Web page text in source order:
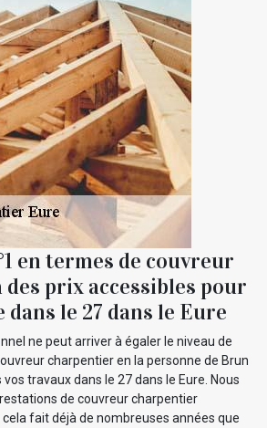
en termes de couvreur
prix accessibles pour
le 27 dans le Eure
ne peut arriver à égaler le niveau de
charpentier en la personne de Brun
vos travaux dans le 27 dans le Eure. Nous
de couvreur charpentier
fait déjà de nombreuses années que